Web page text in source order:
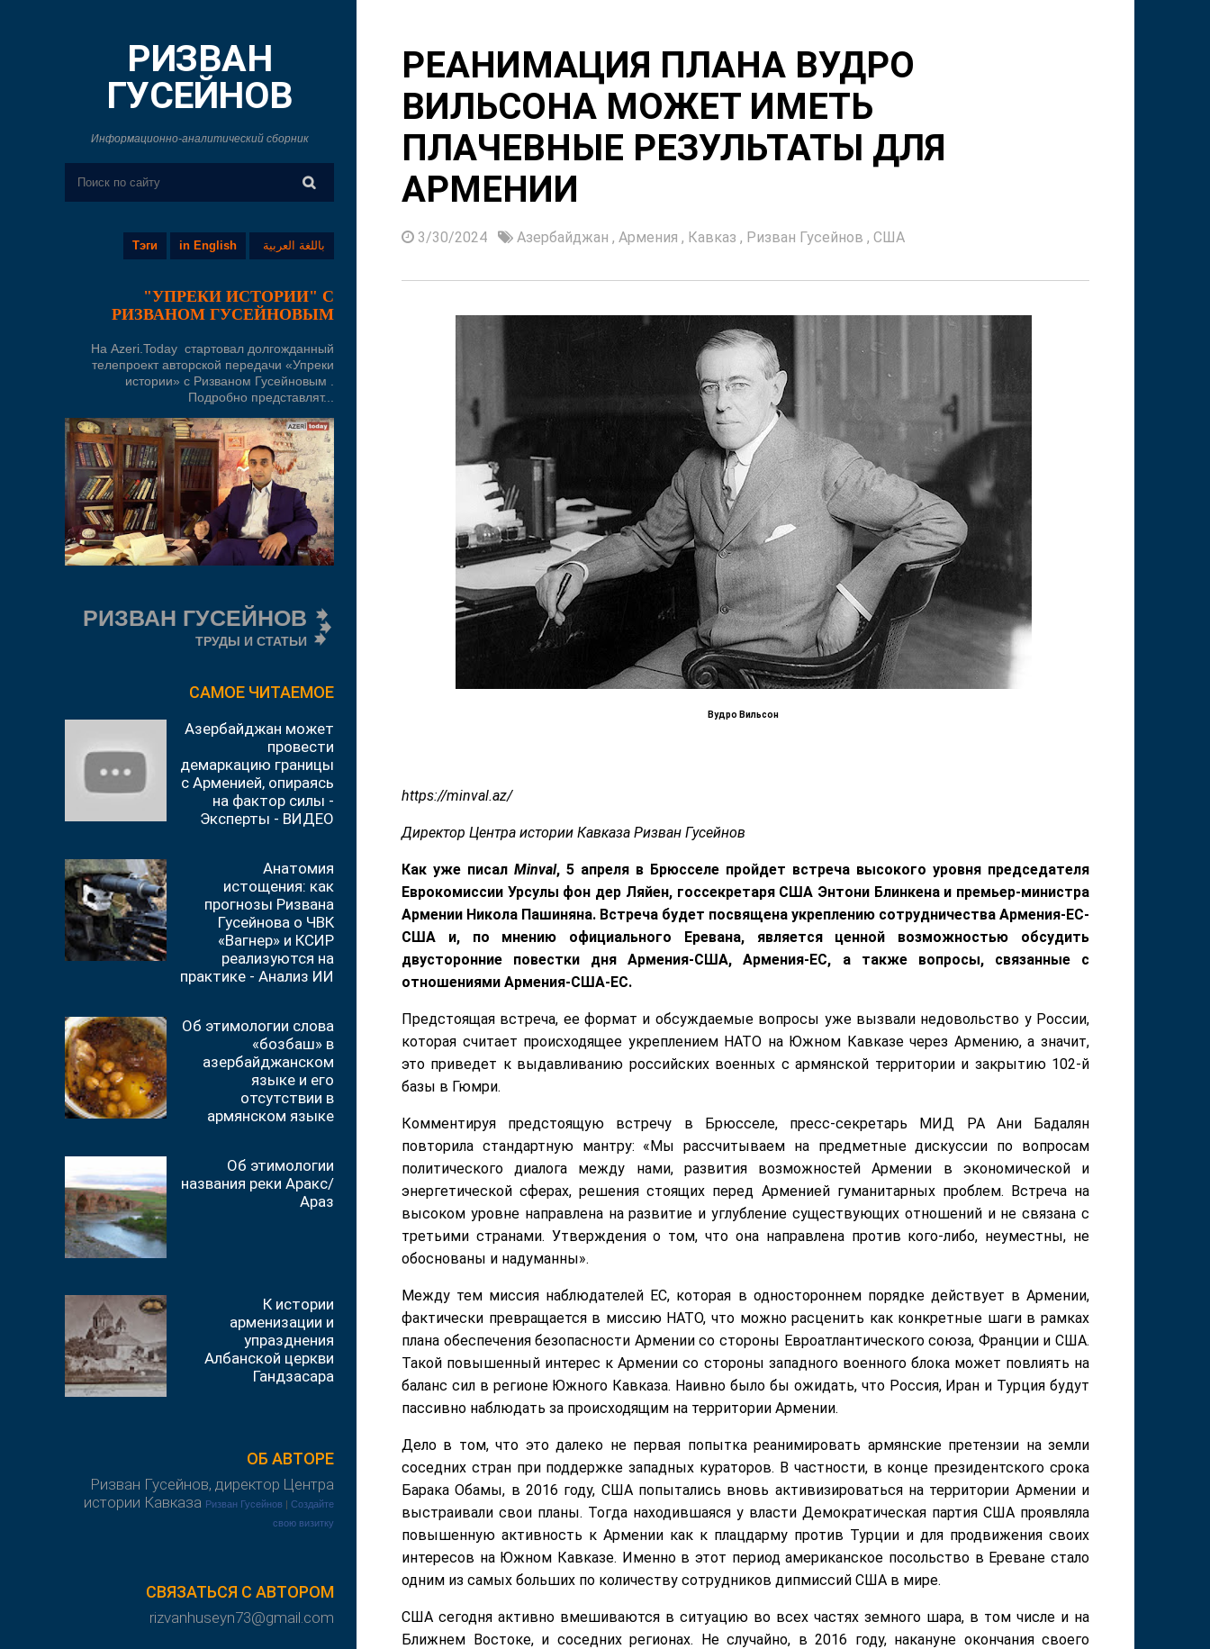
РИЗВАН
ГУСЕЙНОВ
Информационно-аналитический сборник
باللغة العربية in English
Тэги
"УПРЕКИ ИСТОРИИ" С
РИЗВАНОМ ГУСЕЙНОВЫМ
На Azeri.Today стартовал долгожданный
телепроект авторской передачи «Упреки
истории» с Ризваном Гусейновым .
Подробно представлят...
РИЗВАН ГУСЕЙНОВ
ТРУДЫ И СТАТЬИ
САМОЕ ЧИТАЕМОЕ
Азербайджан может
провести
демаркацию границы
с Арменией, опираясь
на фактор силы -
Эксперты - ВИДЕО
Анатомия
истощения: как
прогнозы Ризвана
Гусейнова о ЧВК
«Вагнер» и КСИР
реализуются на
практике - Анализ ИИ
Об этимологии слова
«бозбаш» в
азербайджанском
языке и его
отсутствии в
армянском языке
Об этимологии
названия реки Аракс/
Араз
К истории
арменизации и
упразднения
Албанской церкви
Гандзасара
ОБ АВТОРЕ
Ризван Гусейнов, директор Центра
истории Кавказа Ризван Гусейнов | Создайте
свою визитку
СВЯЗАТЬСЯ С АВТОРОМ
rizvanhuseyn73@gmail.com
РЕАНИМАЦИЯ ПЛАНА ВУДРО
ВИЛЬСОНА МОЖЕТ ИМЕТЬ
ПЛАЧЕВНЫЕ РЕЗУЛЬТАТЫ ДЛЯ
АРМЕНИИ
3/30/2024 Азербайджан , Армения , Кавказ , Ризван Гусейнов , США
Вудро Вильсон
https://minval.az/
Директор Центра истории Кавказа Ризван Гусейнов
Как уже писал Minval, 5 апреля в Брюсселе пройдет встреча высокого уровня председателя
Еврокомиссии Урсулы фон дер Ляйен, госсекретаря США Энтони Блинкена и премьер-министра
Армении Никола Пашиняна. Встреча будет посвящена укреплению сотрудничества Армения-ЕС-
США и, по мнению официального Еревана, является ценной возможностью обсудить
двусторонние повестки дня Армения-США, Армения-ЕС, а также вопросы, связанные с
отношениями Армения-США-ЕС.
Предстоящая встреча, ее формат и обсуждаемые вопросы уже вызвали недовольство у России,
которая считает происходящее укреплением НАТО на Южном Кавказе через Армению, а значит,
это приведет к выдавливанию российских военных с армянской территории и закрытию 102-й
базы в Гюмри.
Комментируя предстоящую встречу в Брюсселе, пресс-­секретарь МИД РА Ани Бадалян
повторила стандартную мантру: «Мы рассчитываем на предметные дискуссии по вопросам
политического диалога между нами, развития возможностей Армении в экономической и
энергетической сферах, решения стоящих перед Арменией гуманитарных проблем. Встреча на
высоком уровне направлена на развитие и углубление существующих отношений и не связана с
третьими странами. Утверждения о том, что она направлена против кого-либо, неуместны, не
обоснованы и надуманны».
Между тем миссия наблюдателей ЕС, которая в одностороннем порядке действует в Армении,
фактически превращается в миссию НАТО, что можно расценить как конкретные шаги в рамках
плана обеспечения безопасности Армении со стороны Евроатлантического союза, Франции и США.
Такой повышенный интерес к Армении со стороны западного военного блока может повлиять на
баланс сил в регионе Южного Кавказа. Наивно было бы ожидать, что Россия, Иран и Турция будут
пассивно наблюдать за происходящим на территории Армении.
Дело в том, что это далеко не первая попытка реанимировать армянские претензии на земли
соседних стран при поддержке западных кураторов. В частности, в конце президентского срока
Барака Обамы, в 2016 году, США попытались вновь активизироваться на территории Армении и
выстраивали свои планы. Тогда находившаяся у власти Демократическая партия США проявляла
повышенную активность к Армении как к плацдарму против Турции и для продвижения своих
интересов на Южном Кавказе. Именно в этот период американское посольство в Ереване стало
одним из самых больших по количеству сотрудников дипмиссий США в мире.
США сегодня активно вмешиваются в ситуацию во всех частях земного шара, в том числе и на
Ближнем Востоке, и соседних регионах. Не случайно, в 2016 году, накануне окончания своего